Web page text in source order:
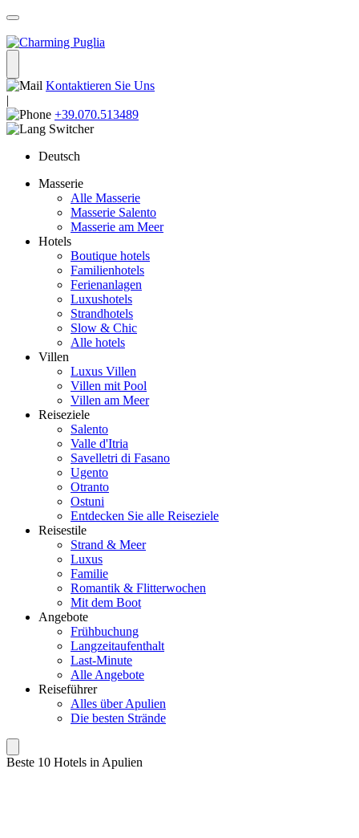
Kontaktieren Sie Uns
|
+39.070.513489
Deutsch
Masserie
Alle Masserie
Masserie Salento
Masserie am Meer
Hotels
Boutique hotels
Familienhotels
Ferienanlagen
Luxushotels
Strandhotels
Slow & Chic
Alle hotels
Villen
Luxus Villen
Villen mit Pool
Villen am Meer
Reiseziele
Salento
Valle d'Itria
Savelletri di Fasano
Ugento
Otranto
Ostuni
Entdecken Sie alle Reiseziele
Reisestile
Strand & Meer
Luxus
Familie
Romantik & Flitterwochen
Mit dem Boot
Angebote
Frühbuchung
Langzeitaufenthalt
Last-Minute
Alle Angebote
Reiseführer
Alles über Apulien
Die besten Strände
Beste 10 Hotels in Apulien